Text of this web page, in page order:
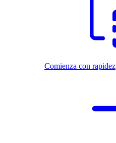
Comienza con rapidez